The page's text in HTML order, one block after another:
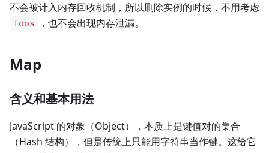
不会被计入内存回收机制，所以删除实例的时候，不用考虑
foos ，也不会出现内存泄漏。
Map
含义和基本用法
JavaScript 的对象（Object），本质上是键值对的集合
（Hash 结构），但是传统上只能用字符串当作键。这给它